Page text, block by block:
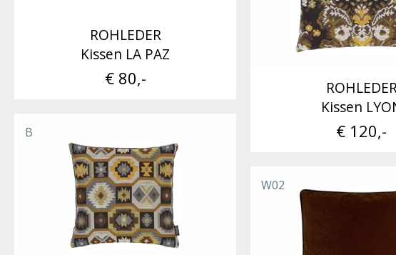
ROHLEDER
Kissen LA PAZ
€ 80,-
Kissen
€ 120,-
B
W02